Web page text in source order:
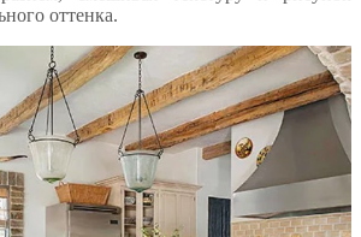
оттенка.